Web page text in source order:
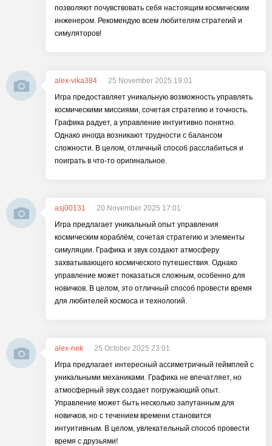
позволяют почувствовать себя настоящим космическим
инженером. Рекомендую всем любителям стратегий и
симуляторов!
alex-vika384
25 November 2025 19:01
Игра предоставляет уникальную возможность управлять
космическими миссиями, сочетая стратегию и точность.
Графика радует, а управление интуитивно понятно.
Однако иногда возникают трудности с балансом
сложности. В целом, отличный способ расслабиться и
поиграть в что-то оригинальное.
asj00131
20 November 2025 17:01
Игра предлагает уникальный опыт управления
космическим кораблём, сочетая стратегию и элементы
симуляции. Графика и звук создают атмосферу
захватывающего космического путешествия. Однако
управление может показаться сложным, особенно для
новичков. В целом, это отличный способ провести время
для любителей космоса и технологий.
alex-nek
25 October 2025 23:01
Игра предлагает интересный ассиметричный геймплей с
уникальными механиками. Графика не впечатляет, но
атмосферный звук создает погружающий опыт.
Управление может быть несколько запутанным для
новичков, но с течением времени становится
интуитивным. В целом, увлекательный способ провести
время с друзьями!